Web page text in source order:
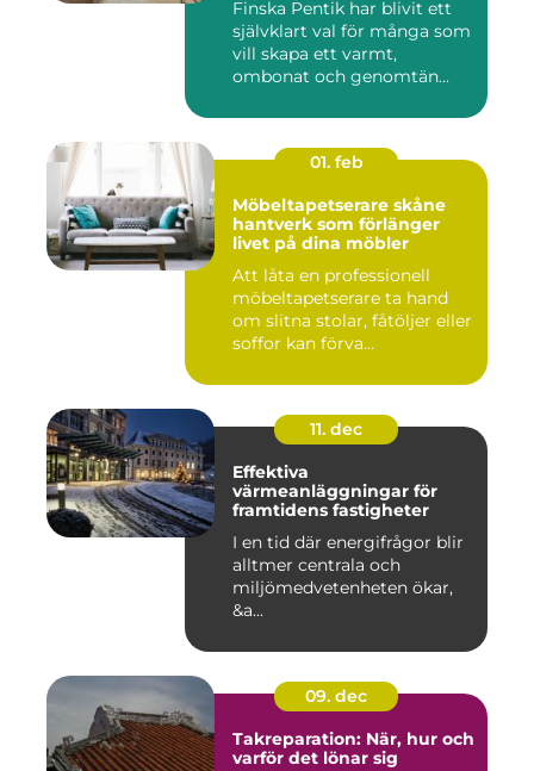
Finska Pentik har blivit ett
självklart val för många som
vill skapa ett varmt,
ombonat och genomtän...
01. feb
Möbeltapetserare skåne
hantverk som förlänger
livet på dina möbler
Att låta en professionell
möbeltapetserare ta hand
om slitna stolar, fåtöljer eller
soffor kan förva...
11. dec
Effektiva
värmeanläggningar för
framtidens fastigheter
I en tid där energifrågor blir
alltmer centrala och
miljömedvetenheten ökar,
&a...
09. dec
Takreparation: När, hur och
varför det lönar sig